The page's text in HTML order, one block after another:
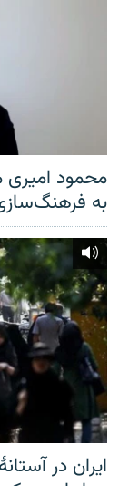
محمود امیری
به
ایران در